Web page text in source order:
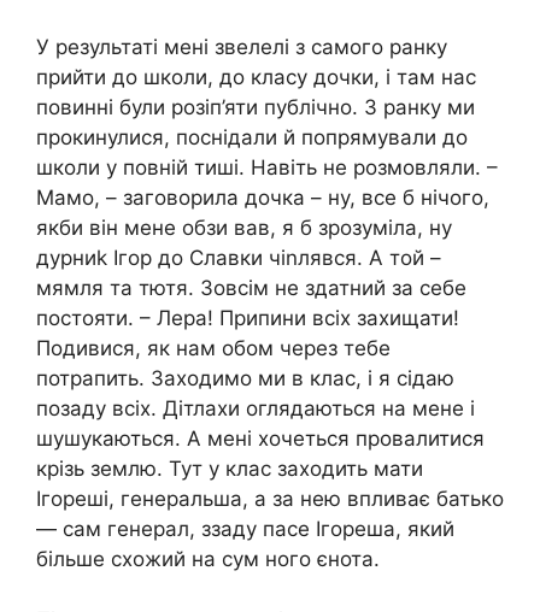
У результаті мені звелелі з самого ранку
прийти до школи, до класу дочки, і там нас
повинні були розіп’яти публічно. З ранку ми
прокинулися, поснідали й попрямували до
школи у повній тиші. Навіть не розмовляли. –
Мамо, – заговорила дочка – ну, все б нічого,
якби він мене обзи вав, я б зрозуміла, ну
дурниk Ігор до Славки чіnлявся. А той –
мямля та тютя. Зовсім не здатний за себе
постояти. – Лера! Припини всіх захищати!
Подивися, як нам обом через тебе
потрапить. Заходимо ми в клас, і я сідаю
позаду всіх. Дітлахи оглядаються на мене і
шушукаються. А мені хочеться провалитися
крізь землю. Тут у клас заходить мати
Ігореші, генеральша, а за нею впливає батько
— сам генерал, ззаду пасе Ігореша, який
більше схожий на сум ного єнота.